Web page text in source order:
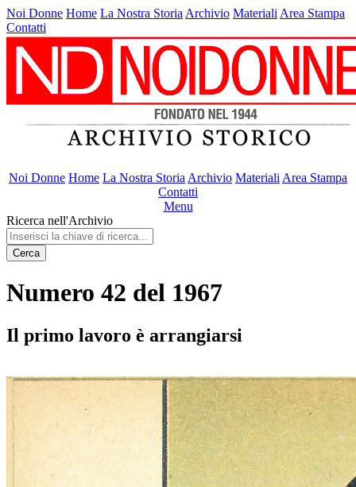
Noi Donne Home La Nostra Storia Archivio Materiali Area Stampa
Contatti
Noi Donne Home La Nostra Storia Archivio Materiali Area Stampa
Contatti
Menu
Ricerca nell'Archivio
Cerca
Numero 42 del 1967
Il primo lavoro è arrangiarsi